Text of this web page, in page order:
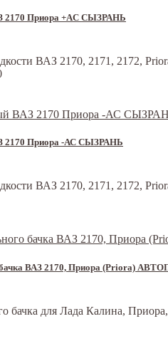
2170 Приора +AC СЫЗРАНЬ
ВАЗ 2170, 2171, 2172,
2170 Приора -АС СЫЗРАНЬ
ВАЗ 2170, 2171, 2172,
ВАЗ 2170, Приора (Priora)
бачка для Лада Калина,